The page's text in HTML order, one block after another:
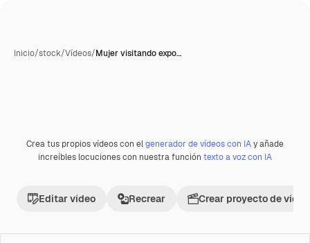
Inicio/stock/Vídeos/Mujer visitando expo…
Crea tus propios vídeos con elgenerador de vídeos con IAy añade
increíbles locuciones con nuestra función texto a voz con IA
Editar vídeo Recrear Crear proyecto de vídeo